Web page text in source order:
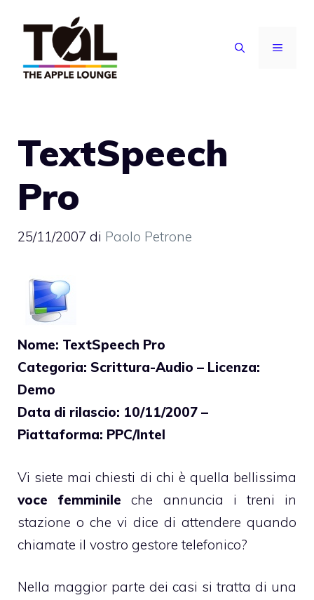
contenuto
MENU
TextSpeech
Pro
25/11/2007 di Paolo Petrone
Nome: TextSpeech Pro
Categoria: Scrittura-Audio – Licenza:
Demo
Data di rilascio: 10/11/2007 –
Piattaforma: PPC/Intel
Vi siete mai chiesti di chi è quella bellissima
voce femminile che annuncia i treni in
stazione o che vi dice di attendere quando
chiamate il vostro gestore telefonico?
Nella maggior parte dei casi si tratta di una